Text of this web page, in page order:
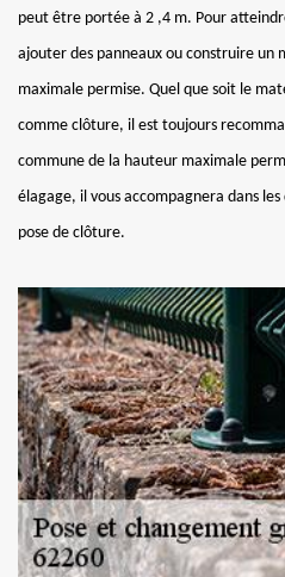
peut être portée à 2 ,4 m. Pour
ajouter des panneaux ou construire un
maximale permise. Quel que soit le
comme clôture, il est toujours
commune de la hauteur maximale
élagage, il vous accompagnera dans
pose de clôture.